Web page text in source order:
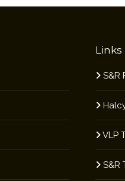
Links
S&R
VLP
S&R